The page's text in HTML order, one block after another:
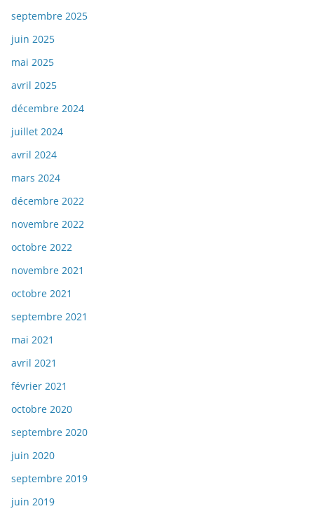
septembre 2025
juin 2025
mai 2025
avril 2025
décembre 2024
juillet 2024
avril 2024
mars 2024
décembre 2022
novembre 2022
octobre 2022
novembre 2021
octobre 2021
septembre 2021
mai 2021
avril 2021
février 2021
octobre 2020
septembre 2020
juin 2020
septembre 2019
juin 2019